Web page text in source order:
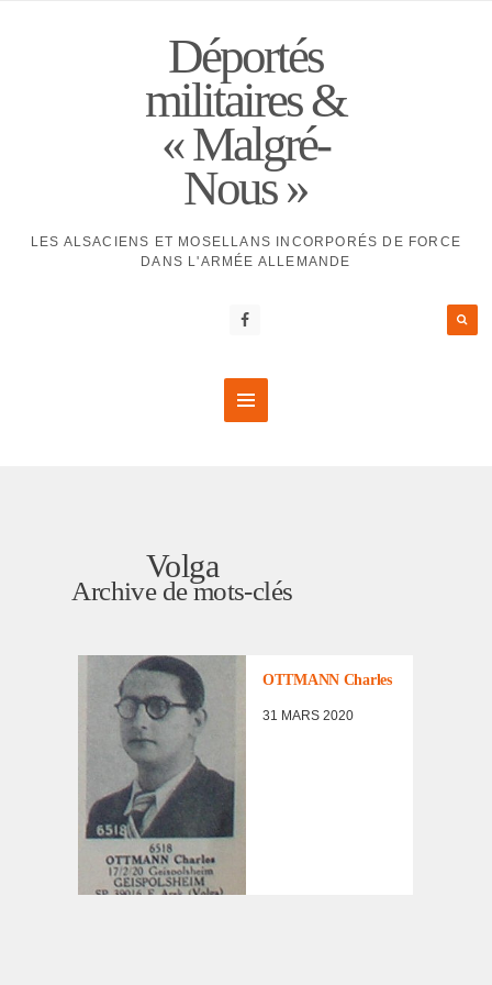
Déportés
militaires &
« Malgré-
Nous »
LES ALSACIENS ET MOSELLANS INCORPORÉS DE FORCE
DANS L'ARMÉE ALLEMANDE
Volga
Archive de mots-clés
PORTRAITS
D'INCORPORÉS
DE
FORCE/DÉPORTÉS
MILITAIRES
OTTMANN Charles
31 MARS 2020